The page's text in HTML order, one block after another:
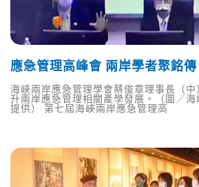
應急管理高峰會 兩岸學者聚銘傳
海峽兩岸應急管理學會蔡俊章理事長（
升兩岸應急管理相關產學發展。（圖／
提供） 第七屆海峽兩岸應急管理高